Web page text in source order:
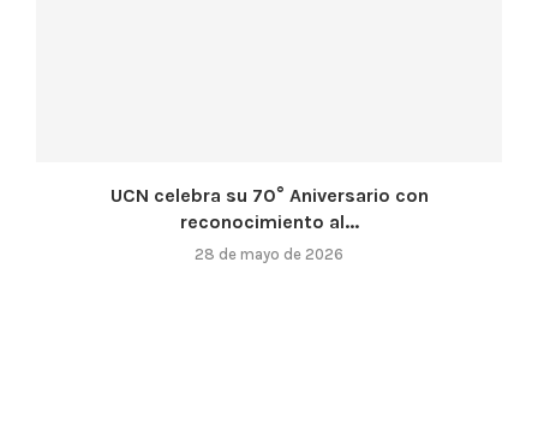
UCN celebra su 70° Aniversario con
reconocimiento al...
28 de mayo de 2026